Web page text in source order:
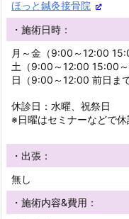
ほっと鍼灸接骨院
・施術日時：
月～金（9:00～12:00
土（9:00～12:00 15:00～
日（9:00～12:00 前日ま
休診日：水曜、祝祭日
※日曜はセミナーなどで休
・出張：
無し
・施術内容&費用：